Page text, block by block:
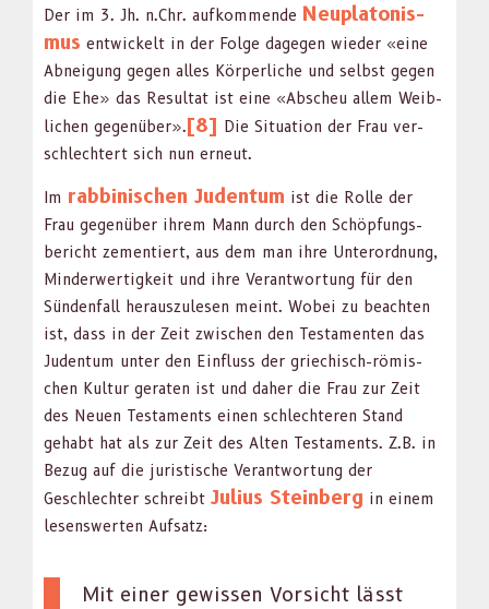
Der im 3. Jh. n.Chr. aufk­om­mende Neu­pla­ton­is­
mus entwick­elt in der Folge dage­gen wieder «eine
Abnei­gung gegen alles Kör­per­liche und selb­st gegen
die Ehe» das Resul­tat ist eine «Abscheu allem Weib­
lichen gegenüber».[8] Die Sit­u­a­tion der Frau ver­
schlechtert sich nun erneut.
Im rab­binis­chen Juden­tum ist die Rolle der
Frau gegenüber ihrem Mann durch den Schöp­fungs­
bericht zemen­tiert, aus dem man ihre Unterord­nung,
Min­der­w­er­tigkeit und ihre Ver­ant­wor­tung für den
Sün­den­fall her­auszule­sen meint. Wobei zu beacht­en
ist, dass in der Zeit zwis­chen den Tes­ta­menten das
Juden­tum unter den Ein­fluss der griechisch-römis­
chen Kul­tur ger­at­en ist und daher die Frau zur Zeit
des Neuen Tes­ta­ments einen schlechteren Stand
gehabt hat als zur Zeit des Alten Tes­ta­ments. Z.B. in
Bezug auf die juris­tis­che Ver­ant­wor­tung der
Geschlechter schreibt Julius Stein­berg in einem
lesenswerten Auf­satz:
Mit ein­er gewis­sen Vor­sicht lässt